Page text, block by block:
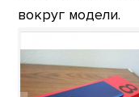
вокруг модели.